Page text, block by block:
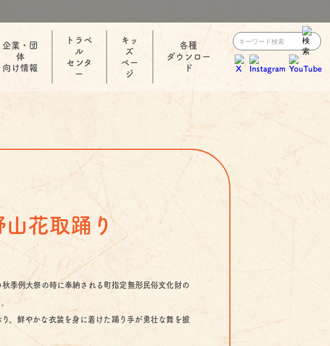
企業・団
体
向け情報
トラベ
ル
センタ
ー
キッ
ズ
ペー
ジ
各種
ダウンロー
ド
山花取踊り
季例大祭の時に奉納される町指定無形民俗文化財の
り、鮮やかな衣装を身に着けた踊り手が勇壮な舞を披